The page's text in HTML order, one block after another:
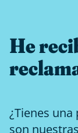
He
¿Tienes una
son